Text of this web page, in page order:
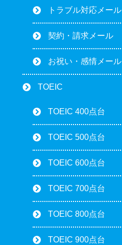
トラブル対応メール
契約・請求メール
お祝い・感情メール
TOEIC
TOEIC 400点台
TOEIC 500点台
TOEIC 600点台
TOEIC 700点台
TOEIC 800点台
TOEIC 900点台